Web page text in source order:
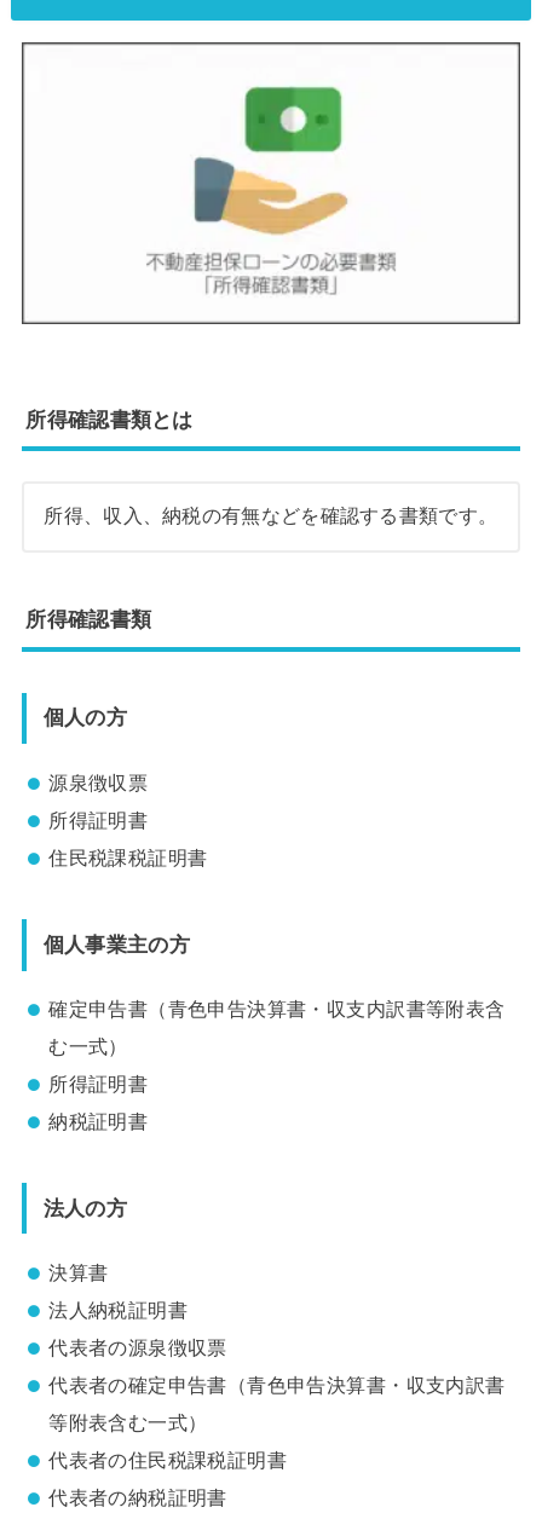
所得確認書類とは
所得、収入、納税の有無などを確認する書類です。
所得確認書類
個人の方
源泉徴収票
所得証明書
住民税課税証明書
個人事業主の方
確定申告書（青色申告決算書・収支内訳書等附表含
む一式）
所得証明書
納税証明書
法人の方
決算書
法人納税証明書
代表者の源泉徴収票
代表者の確定申告書（青色申告決算書・収支内訳書
等附表含む一式）
代表者の住民税課税証明書
代表者の納税証明書